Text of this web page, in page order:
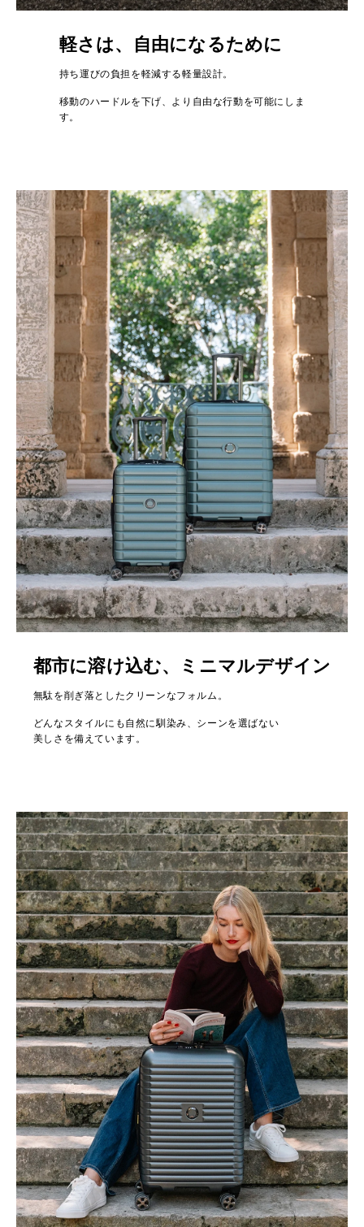
軽さは、自由になるために
持ち運びの負担を軽減する軽量設計。
移動のハードルを下げ、より自由な行動を可能にしま
す。
都市に溶け込む、ミニマルデザイン
無駄を削ぎ落としたクリーンなフォルム。
どんなスタイルにも自然に馴染み、シーンを選ばない
美しさを備えています。